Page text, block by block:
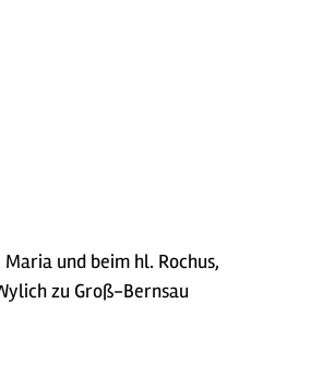
und beim hl. Rochus,
zu Groß-Bernsau